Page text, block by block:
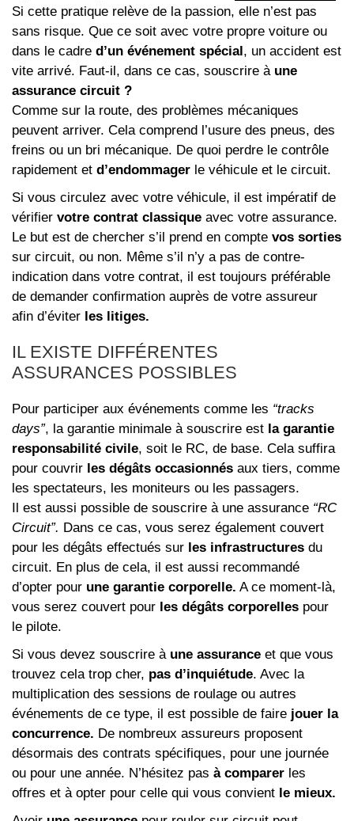
Si cette pratique relève de la passion, elle n’est pas
sans risque. Que ce soit avec votre propre voiture ou
dans le cadre d’un événement spécial, un accident est
vite arrivé. Faut-il, dans ce cas, souscrire à une
assurance circuit ?
Comme sur la route, des problèmes mécaniques
peuvent arriver. Cela comprend l’usure des pneus, des
freins ou un bri mécanique. De quoi perdre le contrôle
rapidement et d’endommager le véhicule et le circuit.
Si vous circulez avec votre véhicule, il est impératif de
vérifier votre contrat classique avec votre assurance.
Le but est de chercher s’il prend en compte vos sorties
sur circuit, ou non. Même s’il n’y a pas de contre-
indication dans votre contrat, il est toujours préférable
de demander confirmation auprès de votre assureur
afin d’éviter les litiges.
IL EXISTE DIFFÉRENTES
ASSURANCES POSSIBLES
Pour participer aux événements comme les “tracks
days”, la garantie minimale à souscrire est la garantie
responsabilité civile, soit le RC, de base. Cela suffira
pour couvrir les dégâts occasionnés aux tiers, comme
les spectateurs, les moniteurs ou les passagers.
Il est aussi possible de souscrire à une assurance “RC
Circuit”. Dans ce cas, vous serez également couvert
pour les dégâts effectués sur les infrastructures du
circuit. En plus de cela, il est aussi recommandé
d’opter pour une garantie corporelle. A ce moment-là,
vous serez couvert pour les dégâts corporelles pour
le pilote.
Si vous devez souscrire à une assurance et que vous
trouvez cela trop cher, pas d’inquiétude. Avec la
multiplication des sessions de roulage ou autres
événements de ce type, il est possible de faire jouer la
concurrence. De nombreux assureurs proposent
désormais des contrats spécifiques, pour une journée
ou pour une année. N’hésitez pas à comparer les
offres et à opter pour celle qui vous convient le mieux.